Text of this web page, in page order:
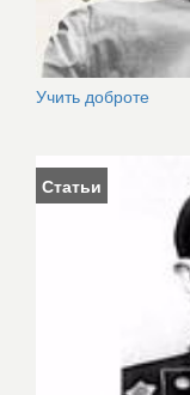
Учить доброте
Статьи